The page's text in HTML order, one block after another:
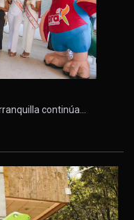
continúa…